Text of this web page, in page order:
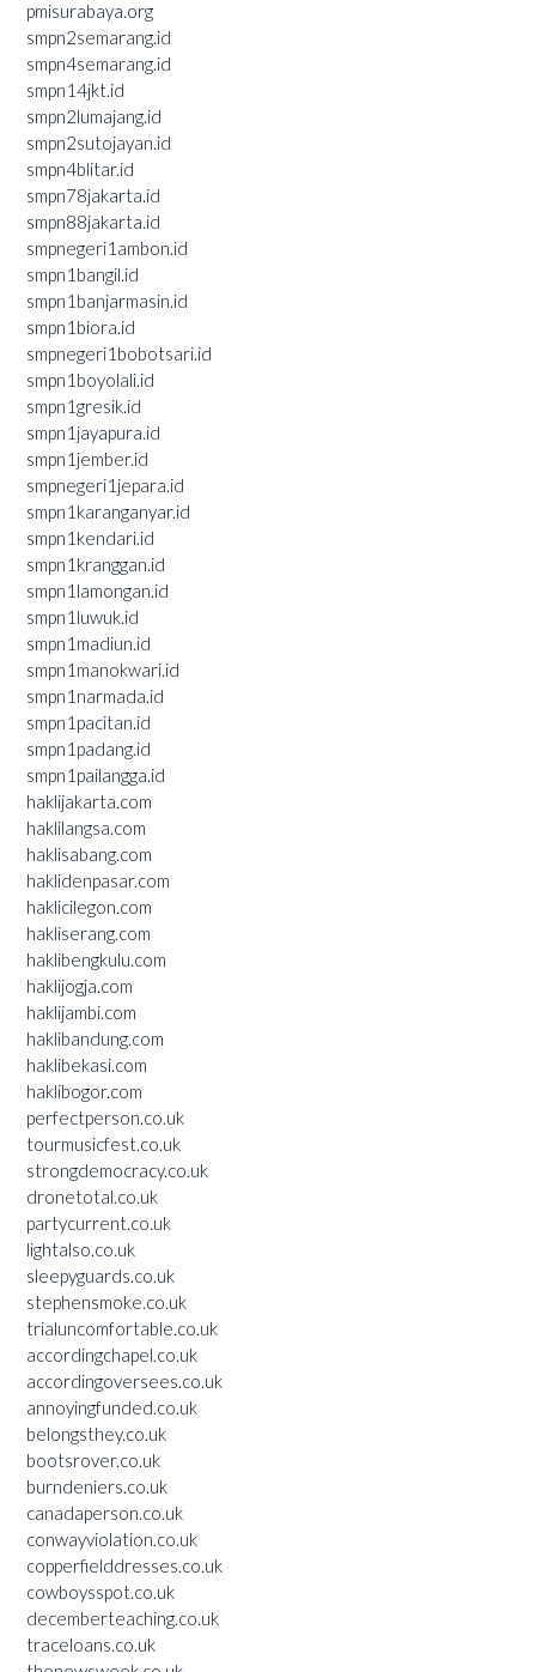
pmisurabaya.org
smpn2semarang.id
smpn4semarang.id
smpn14jkt.id
smpn2lumajang.id
smpn2sutojayan.id
smpn4blitar.id
smpn78jakarta.id
smpn88jakarta.id
smpnegeri1ambon.id
smpn1bangil.id
smpn1banjarmasin.id
smpn1biora.id
smpnegeri1bobotsari.id
smpn1boyolali.id
smpn1gresik.id
smpn1jayapura.id
smpn1jember.id
smpnegeri1jepara.id
smpn1karanganyar.id
smpn1kendari.id
smpn1kranggan.id
smpn1lamongan.id
smpn1luwuk.id
smpn1madiun.id
smpn1manokwari.id
smpn1narmada.id
smpn1pacitan.id
smpn1padang.id
smpn1pailangga.id
haklijakarta.com
haklilangsa.com
haklisabang.com
haklidenpasar.com
haklicilegon.com
hakliserang.com
haklibengkulu.com
haklijogja.com
haklijambi.com
haklibandung.com
haklibekasi.com
haklibogor.com
perfectperson.co.uk
tourmusicfest.co.uk
strongdemocracy.co.uk
dronetotal.co.uk
partycurrent.co.uk
lightalso.co.uk
sleepyguards.co.uk
stephensmoke.co.uk
trialuncomfortable.co.uk
accordingchapel.co.uk
accordingoversees.co.uk
annoyingfunded.co.uk
belongsthey.co.uk
bootsrover.co.uk
burndeniers.co.uk
canadaperson.co.uk
conwayviolation.co.uk
copperfielddresses.co.uk
cowboysspot.co.uk
decemberteaching.co.uk
traceloans.co.uk